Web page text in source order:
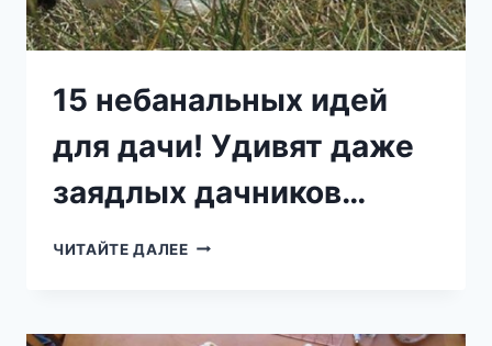
15 небанальных идей
для дачи! Удивят даже
заядлых дачников…
ЧИТАЙТЕ ДАЛЕЕ15
ДАЧИ!